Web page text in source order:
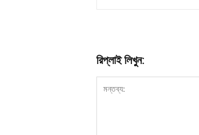
রিপ্লাই লিখুন: